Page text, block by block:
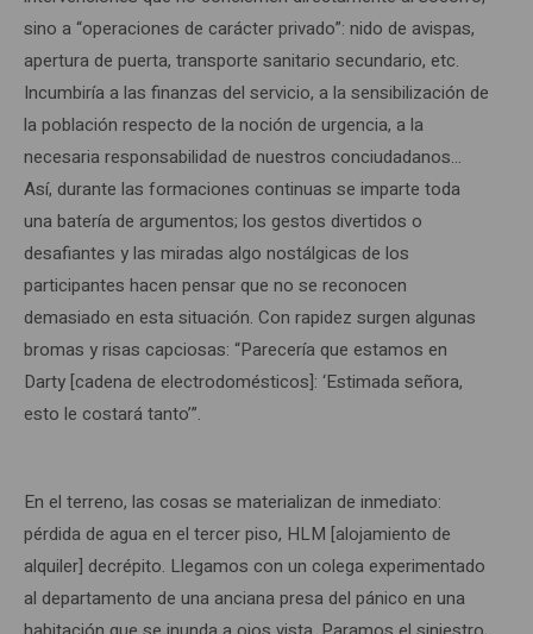
sino a “operaciones de carácter privado”: nido de avispas,
apertura de puerta, transporte sanitario secundario, etc.
Incumbiría a las finanzas del servicio, a la sensibilización de
la población respecto de la noción de urgencia, a la
necesaria responsabilidad de nuestros conciudadanos…
Así, durante las formaciones continuas se imparte toda
una batería de argumentos; los gestos divertidos o
desafiantes y las miradas algo nostálgicas de los
participantes hacen pensar que no se reconocen
demasiado en esta situación. Con rapidez surgen algunas
bromas y risas capciosas: “Parecería que estamos en
Darty [cadena de electrodomésticos]: ‘Estimada señora,
esto le costará tanto’”.
En el terreno, las cosas se materializan de inmediato:
pérdida de agua en el tercer piso, HLM [alojamiento de
alquiler] decrépito. Llegamos con un colega experimentado
al departamento de una anciana presa del pánico en una